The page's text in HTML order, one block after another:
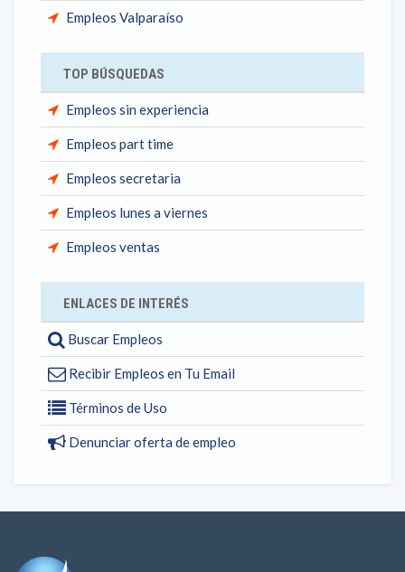
Empleos Valparaíso
TOP BÚSQUEDAS
Empleos sin experiencia
Empleos part time
Empleos secretaria
Empleos lunes a viernes
Empleos ventas
ENLACES DE INTERÉS
Buscar Empleos
Recibir Empleos en Tu Email
Términos de Uso
Denunciar oferta de empleo